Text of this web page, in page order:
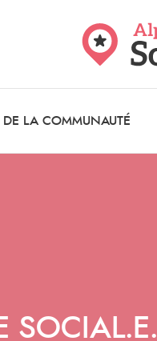
DE LA COMMUNAUTÉ
SOCIAL.E.